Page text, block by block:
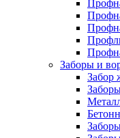
Заборы и
Забор